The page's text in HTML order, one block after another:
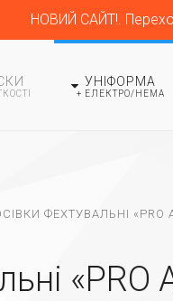
НОВИЙ САЙТ!.
УНІФОРМА
+ ЕЛЕКТРО/HEMA
ФЕХТУВАЛЬНІ «PRO
«PRO